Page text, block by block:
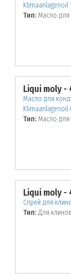
Klimaanlagenoil
Тип: Масло
Liqui moly -
Масло для
Klimaanlagenoil
Тип: Масло
Liqui moly -
Спрей для
Тип: Для